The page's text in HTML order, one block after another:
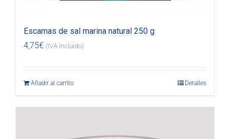
Escamas de sal marina natural 250 g
4,75€ (IVA incluido)
Añadir al carrito Detalles